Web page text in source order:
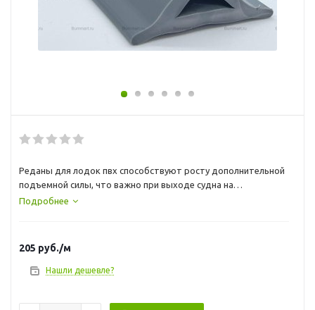
Реданы для лодок пвх способствуют росту дополнительной
подъемной силы, что важно при выходе судна на
глиссирование и при прохождении поворотов и, существенно
Тексакол 150М
Подробнее
205 руб./м
Нашли дешевле?